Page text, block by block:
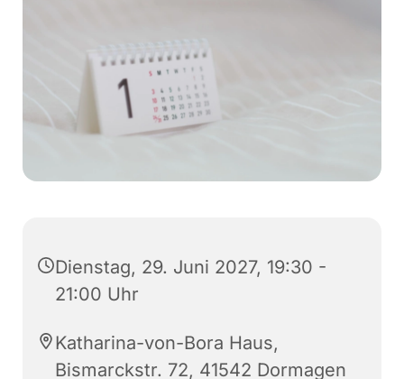
Dienstag, 29. Juni 2027, 19:30 -
21:00 Uhr
Katharina-von-Bora Haus,
Bismarckstr. 72, 41542 Dormagen